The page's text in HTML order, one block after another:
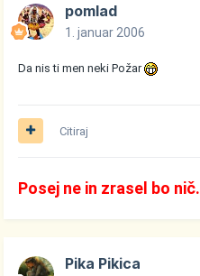
pomlad
1. januar 2006
Da nis ti men neki Požar
Citiraj
Posej ne in zrasel bo nič.
Pika Pikica